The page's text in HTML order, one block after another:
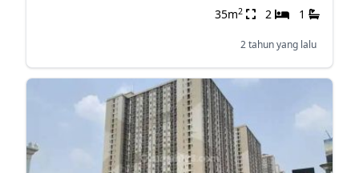
35m2 2 1
2 tahun yang lalu